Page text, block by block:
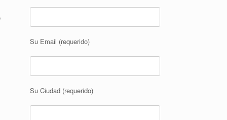
Su Email (requerido)
Su Ciudad (requerido)